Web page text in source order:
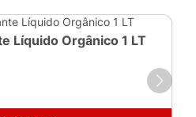
Líquido Orgânico 1 LT